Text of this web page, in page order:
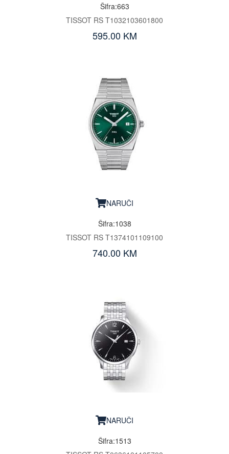
Šifra:663
TISSOT RS T1032103601800
595.00 KM
NARUČI
Šifra:1038
TISSOT RS T1374101109100
740.00 KM
NARUČI
Šifra:1513